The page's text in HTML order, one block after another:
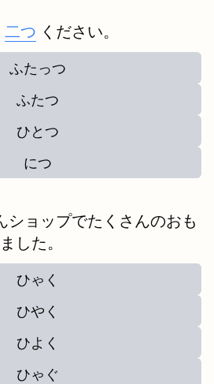
二つ ください。
ふたっつ
ふたつ
ひとつ
につ
ショップでたくさんのおも
した。
ひゃく
ひやく
ひよく
ひゃぐ